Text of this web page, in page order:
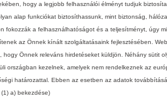
Az elektromos jármű az alapjául
több mint 30 000 darabot adtak el
Franciaország tengeren
hideg időben is hatékony
hogy a legjobb felhasználói élményt tudjuk
alap funkciókat biztosíthassunk, mint biztonság,
fokozzák a felhasználhatóságot és a teljesítményt, úgy
az Önnek kínált szolgáltatásaink fejlesztésében.
hogy Önnek releváns hirdetéseket küldjön. Néhány sütit
országban kezelnek, amelyek nem rendelkeznek az
határozattal. Ebben az esetben az adatok
a) bekezdése)